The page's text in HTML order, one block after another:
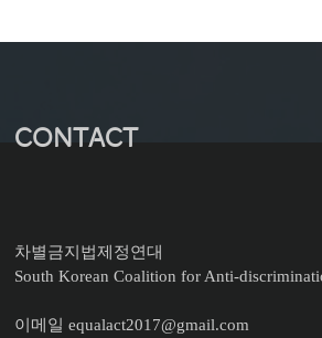
CONTACT
차별금지법제정연대
South Korean Coalition for Anti-
이메일 equalact2017@gmail.com